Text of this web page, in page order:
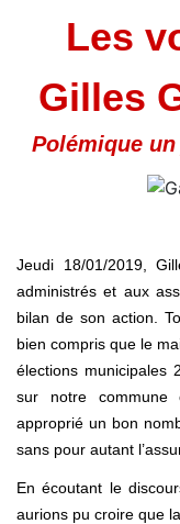
Les
Gilles
Polémique
Jeudi 18/01/2019,
administrés et aux
bilan de son action.
bien compris que le
élections municipales
sur notre commune
approprié un bon
sans pour autant
En écoutant le
aurions pu croire que